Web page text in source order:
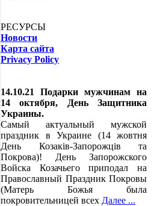
РЕСУРСЫ
Новости
Карта сайта
Privacy Policy
14.10.21 Подарки мужчинам на
14 октября, День Защитника
Украины.
Самый актуальный мужской
праздник в Украине (14 жовтня
День Козаків-Запорожців та
Покрова)! День Запорожского
Войска Козачьего приподал на
Православный Праздник Покровы
(Матерь Божья была
покровительницей всех Далее ...